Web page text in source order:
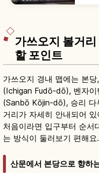
가쓰오지 볼거
할 포인트
가쓰오지 경내 맵에는 본당
(Ichigan Fudō-dō), 벤자
(Sanbō Kōjin-dō), 승리 다
거리가 자세히 안내되어 있
처음이라면 입구부터 순서
는 방식이 둘러보기 편해요.
산문에서 본당으로 향하